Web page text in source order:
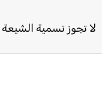
لا تجوز تسمية الشيعة